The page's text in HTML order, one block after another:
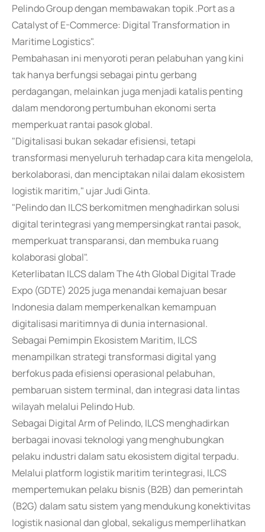
Pelindo Group dengan membawakan topik .Port as a
Catalyst of E-Commerce: Digital Transformation in
Maritime Logistics".
Pembahasan ini menyoroti peran pelabuhan yang kini
tak hanya berfungsi sebagai pintu gerbang
perdagangan, melainkan juga menjadi katalis penting
dalam mendorong pertumbuhan ekonomi serta
memperkuat rantai pasok global.
"Digitalisasi bukan sekadar efisiensi, tetapi
transformasi menyeluruh terhadap cara kita mengelola,
berkolaborasi, dan menciptakan nilai dalam ekosistem
logistik maritim," ujar Judi Ginta.
"Pelindo dan ILCS berkomitmen menghadirkan solusi
digital terintegrasi yang mempersingkat rantai pasok,
memperkuat transparansi, dan membuka ruang
kolaborasi global".
Keterlibatan ILCS dalam The 4th Global Digital Trade
Expo (GDTE) 2025 juga menandai kemajuan besar
Indonesia dalam memperkenalkan kemampuan
digitalisasi maritimnya di dunia internasional.
Sebagai Pemimpin Ekosistem Maritim, ILCS
menampilkan strategi transformasi digital yang
berfokus pada efisiensi operasional pelabuhan,
pembaruan sistem terminal, dan integrasi data lintas
wilayah melalui Pelindo Hub.
Sebagai Digital Arm of Pelindo, ILCS menghadirkan
berbagai inovasi teknologi yang menghubungkan
pelaku industri dalam satu ekosistem digital terpadu.
Melalui platform logistik maritim terintegrasi, ILCS
mempertemukan pelaku bisnis (B2B) dan pemerintah
(B2G) dalam satu sistem yang mendukung konektivitas
logistik nasional dan global, sekaligus memperlihatkan